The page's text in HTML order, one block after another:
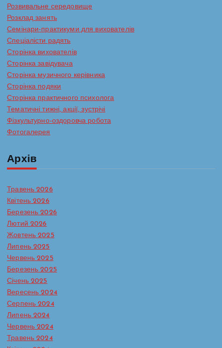
Розвивальне середовище
Розклад занять
Семінари-практикуми для вихователів
Спеціалісти радять
Сторінка вихователів
Сторінка завідувача
Сторінка музичного керівника
Сторінка подяки
Сторінка практичного психолога
Тематичні тижні, акції, зустрічі
Фізкультурно-оздоровча робота
Фотогалерея
Архів
Травень 2026
Квітень 2026
Березень 2026
Лютий 2026
Жовтень 2025
Липень 2025
Червень 2025
Березень 2025
Січень 2025
Вересень 2024
Серпень 2024
Липень 2024
Червень 2024
Травень 2024